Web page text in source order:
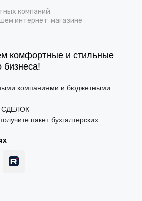
компаний
интернет‑магазине
комфортные и стильные
компаниями и бюджетными
СДЕЛОК
пакет бухгалтерских